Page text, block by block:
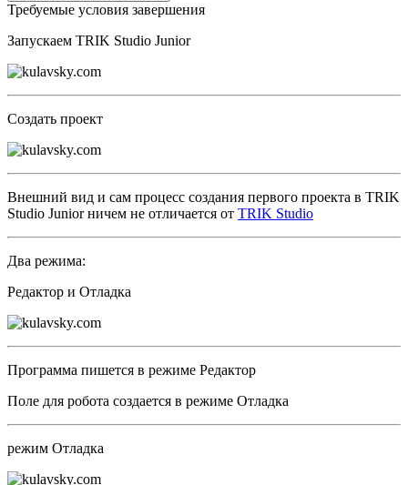
Требуемые условия завершения
Запускаем TRIK Studio Junior
Создать проект
Внешний вид и сам процесс создания первого проекта в TRIK
Studio Junior ничем не отличается от TRIK Studio
Два режима:
Редактор и Отладка
Программа пишется в режиме Редактор
Поле для робота создается в режиме Отладка
режим Отладка